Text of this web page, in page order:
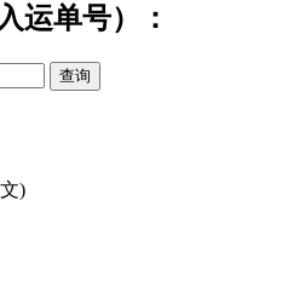
运单号）：
)